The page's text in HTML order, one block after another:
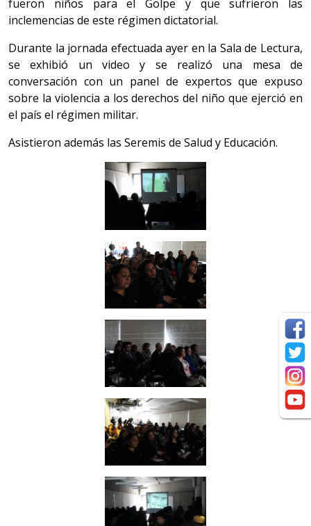
fueron niños para el Golpe y que sufrieron las
inclemencias de este régimen dictatorial.
Durante la jornada efectuada ayer en la Sala de Lectura,
se exhibió un video y se realizó una mesa de
conversación con un panel de expertos que expuso
sobre la violencia a los derechos del niño que ejerció en
el país el régimen militar.
Asistieron además las Seremis de Salud y Educación.